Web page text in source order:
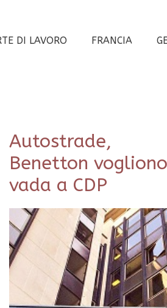
DI LAVORO FRANCIA
Autostrade,
Benetton
vada a CDP